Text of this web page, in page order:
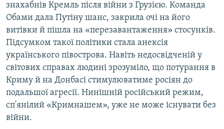
знахабнів Кремль після війни з Грузією. Команда
Обами дала Путіну шанс, закрила очі на його
витівки й пішла на «перезавантаження» стосунків.
Підсумком такої політики стала анексія
українського півострова. Навіть недосвідченій у
світових справах людині зрозуміло, що потурання в
Криму й на Донбасі стимулюватиме росіян до
подальшої агресії. Нинішній російський режим,
сп'янілий «Кримнашем», уже не може існувати без
війни.